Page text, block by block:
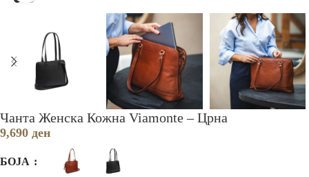
Чанта Женска Кожна Viamonte – Црна
9,690 ден
БОЈА